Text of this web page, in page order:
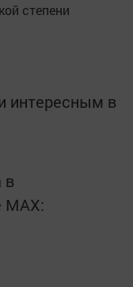
степени
интересным в
в
MАХ: